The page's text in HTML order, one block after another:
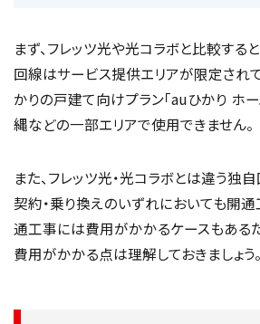
まず、フレッツ光や光コラボと比較する
回線はサービス提供エリアが限定され
かりの戸建て向けプラン「auひかり ホー
縄などの一部エリアで使用できません。
また、フレッツ光・光コラボとは違う独
契約・乗り換えのいずれにおいても開通
通工事には費用がかかるケースもある
費用がかかる点は理解しておきましょう。